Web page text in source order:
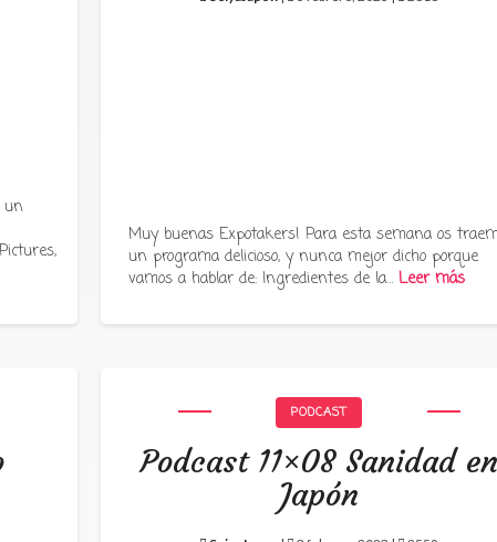
un
Muy buenas Expotakers! Para esta semana os
un programa delicioso, y nunca mejor dicho porque
vamos a hablar de: Ingredientes de la…Leer más
PODCAST
Podcast 11×08 Sanidad en
Japón